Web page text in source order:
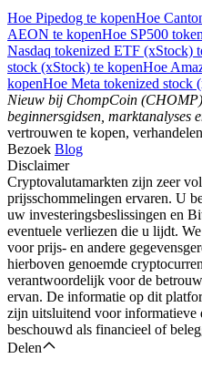
Hoe Pipedog te kopenHoe
AEON te kopenHoe SP500
Nasdaq tokenized ETF (xStock)
stock (xStock) te kopenHoe
kopenHoe Meta tokenized stock
Nieuw bij ChompCoin
beginnersgidsen, marktanalyses
vertrouwen te kopen,
Bezoek Blog
Disclaimer
Cryptovalutamarkten zijn zeer
prijsschommelingen ervaren. U
uw investeringsbeslissingen en
eventuele verliezen die u lijdt.
voor prijs- en andere
hierboven genoemde
verantwoordelijk voor de
ervan. De informatie op dit
zijn uitsluitend voor informatieve
beschouwd als financieel of
Delen